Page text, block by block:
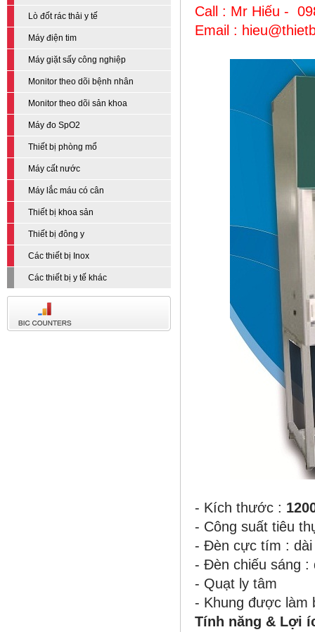
Lò đốt rác thải y tế
Máy điện tim
Máy giặt sấy công nghiệp
Monitor theo dõi bệnh nhân
Monitor theo dõi sản khoa
Máy đo SpO2
Thiết bị phòng mổ
Máy cất nước
Máy lắc máu có cân
Thiết bị khoa sản
Thiết bị đông y
Các thiết bị Inox
Các thiết bị y tế khác
Call : Mr Hiếu -
Email :
- Kích thước :
- Công suất tiêu
- Đèn cực tím : dài
- Đèn chiếu sáng
- Quạt ly tâm
- Khung được làm
Tính năng & Lợi